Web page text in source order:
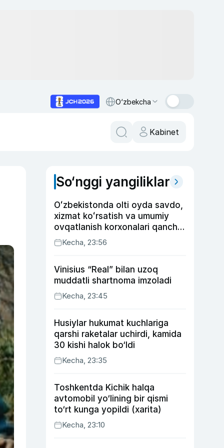
O‘zbekcha
Kabinet
So‘nggi yangiliklar
Oʻzbekistonda olti oyda savdo,
xizmat koʻrsatish va umumiy
ovqatlanish korxonalari qancha
soliq toʻlagani ochiqlandi
Kecha, 23:56
Vinisius “Real” bilan uzoq
muddatli shartnoma imzoladi
Kecha, 23:45
Husiylar hukumat kuchlariga
qarshi raketalar uchirdi, kamida
30 kishi halok bo‘ldi
Kecha, 23:35
Toshkentda Kichik halqa
avtomobil yo‘lining bir qismi
to‘rt kunga yopildi (xarita)
Kecha, 23:10